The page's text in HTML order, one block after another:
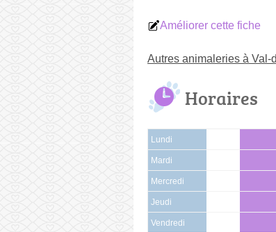
Améliorer cette fiche
Autres animaleries à Val-
Horaires
Lundi
Mardi
Mercredi
Jeudi
Vendredi